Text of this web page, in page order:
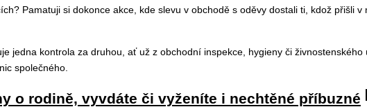
Pamatuji si dokonce akce, kde slevu v obchodě s oděvy dostali ti, kdož přišli
jedna kontrola za druhou, ať už z obchodní inspekce, hygieny či
společného.
o rodině, vyvdáte či vyženíte i nechtěné příbuzné